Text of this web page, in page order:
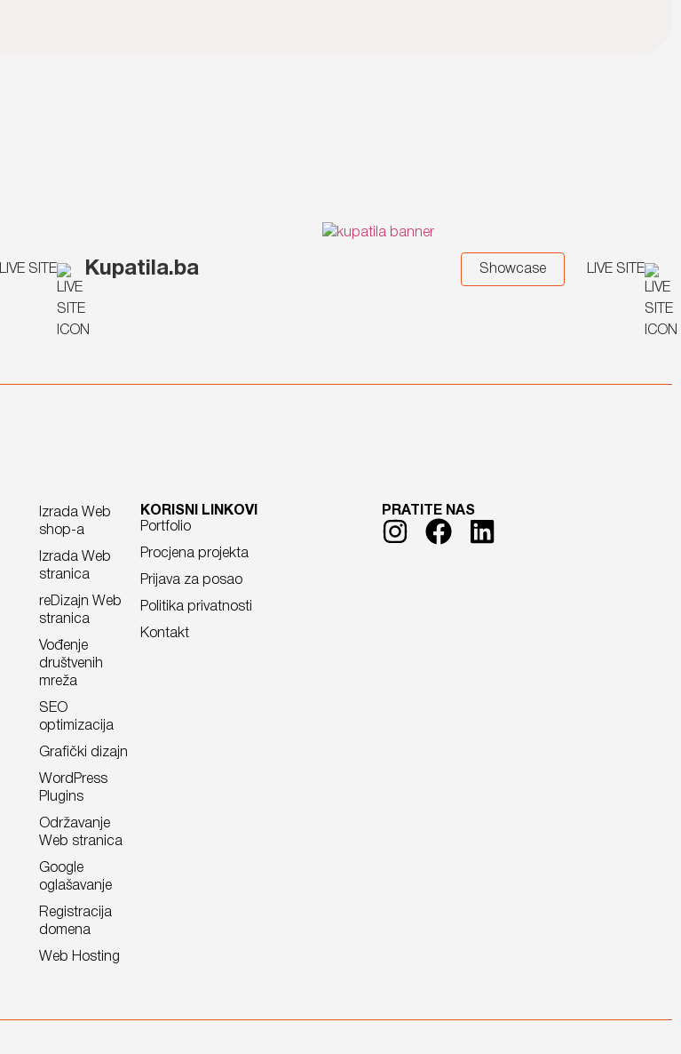
LIVE SITE Kupatila.ba Showcase LIVE SITE
Izrada Web
shop-a
Izrada Web
stranica
reDizajn Web
stranica
Vođenje
društvenih
mreža
SEO
optimizacija
Grafički dizajn
WordPress
Plugins
Održavanje
Web stranica
Google
oglašavanje
Registracija
domena
Web Hosting
KORISNI LINKOVI
Portfolio
Procjena projekta
Prijava za posao
Politika privatnosti
Kontakt
PRATITE NAS